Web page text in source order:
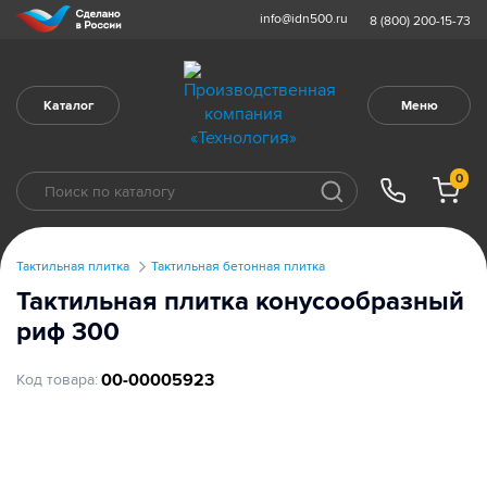
info@idn500.ru 8 (800) 200-15-73
Каталог Меню
0
Тактильная плитка Тактильная бетонная плитка
Тактильная плитка конусообразный
риф 300
Код товара: 00-00005923